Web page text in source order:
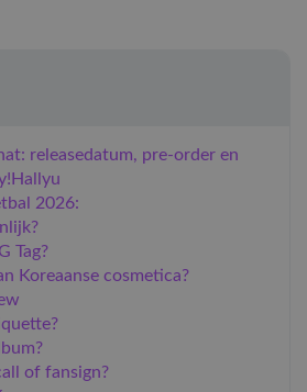
releasedatum, pre-order en
2026:
Tag?
Koreaanse cosmetica?
of fansign?